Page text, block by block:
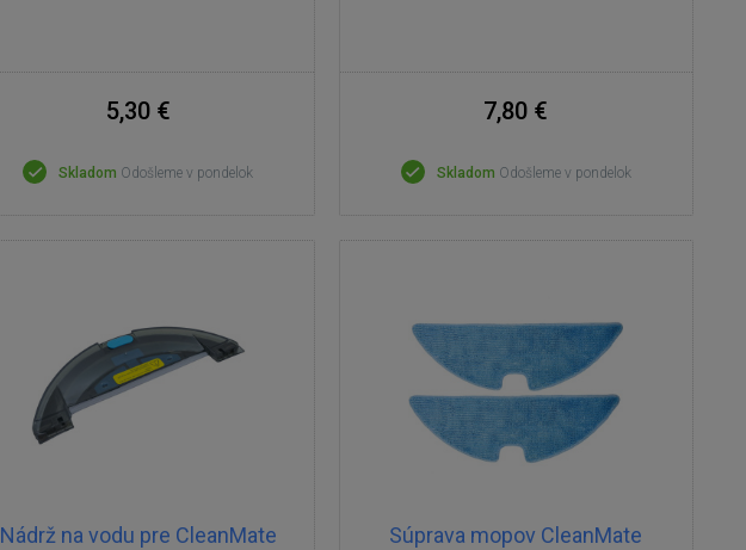
5,30 €
Skladom Odošleme v pondelok
7,80 €
Skladom Odošleme v pondelok
Nádrž na vodu pre CleanMate
Súprava mopov CleanMate